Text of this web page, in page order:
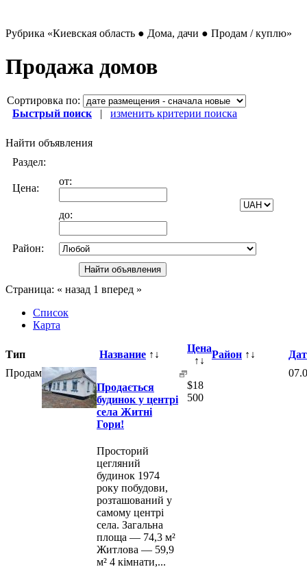
Рубрика «Киевская область ● Дома, дачи ● Продам / куплю»
Продажа домов
Сортировка по:
Быстрый поиск | изменить критерии поиска
Найти объявления
Раздел:
Цена:
от:
до:
Район:
Страница: « назад 1 вперед »
Список
Карта
Тип Название ↑↓
Цена
↑↓
Район ↑↓
Продам
Продається
будинок у центрі
села Житні
Гори!
Просторий
цегляний
будинок 1974
року побудови,
розташований у
самому центрі
села. Загальна
площа — 74,3 м²
Житлова — 59,9
м² 4 кімнати,...
$18
500